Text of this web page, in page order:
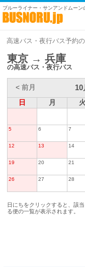
ブルーライナー・サンアンドムー
高速バス・夜行バス予約
東京 → 兵庫
の高速バス・夜行バス
< 前月
日
月 火
5 6 7
12 13 14
19 20 21
26 27 28
日にちをクリックすると、該
る便の一覧が表示されます。